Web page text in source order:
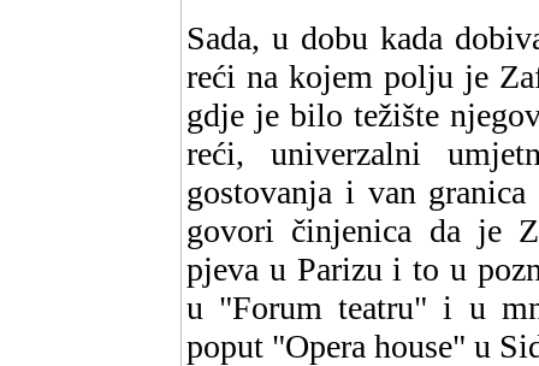
Sada, u dobu kada
reći na kojem polju je
gdje je bilo težište
reći, univerzalni
gostovanja i van
govori činjenica da je
pjeva u Parizu i to u
u "Forum teatru" i u
poput "Opera house" u